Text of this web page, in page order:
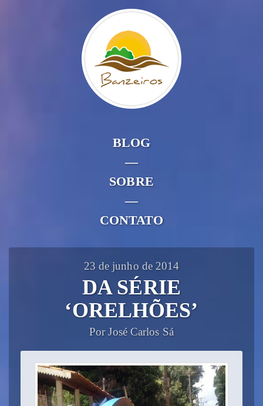
BLOG
—
SOBRE
—
CONTATO
23 de junho de 2014
DA SÉRIE
‘ORELHÕES’
Por José Carlos Sá